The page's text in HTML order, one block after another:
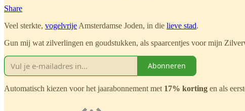
Share
Veel sterkte, vogelvrije Amsterdamse Joden, in die lieve stad.
Gun mij wat zilverlingen en goudstukken, als spaarcentjes voor mijn
Abonneren
Automatisch kiezen voor het jaarabonnement met 17% korting en als